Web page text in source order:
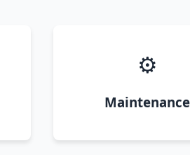
⚙️
Maintenance